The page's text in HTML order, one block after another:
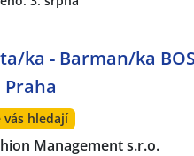
ka - Barman/ka
Praha
vás hledají
Management s.r.o.